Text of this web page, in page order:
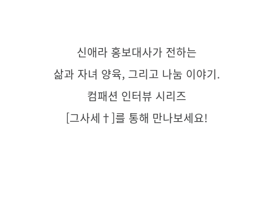
신애라 홍보대사가 전하는
삶과 자녀 양육, 그리고 나눔 이야기.
컴패션 인터뷰 시리즈
[그사세†]를 통해 만나보세요!